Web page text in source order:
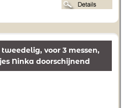
voor 3 messen,
Ninka doorschijnend